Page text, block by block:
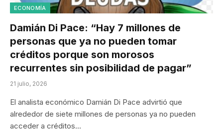
ECONOMÍA
Damián Di Pace: “Hay 7 millones de
personas que ya no pueden tomar
créditos porque son morosos
recurrentes sin posibilidad de pagar”
21 julio, 2026
El analista económico Damián Di Pace advirtió que
alrededor de siete millones de personas ya no pueden
acceder a créditos…